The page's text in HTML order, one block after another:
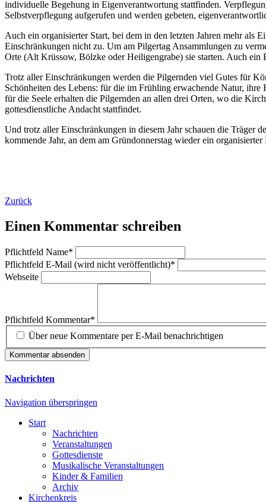
individuelle Begehung in Eigenverantwortung stattfinden.
Selbstverpflegung aufgerufen und werden gebeten,
Auch ein organisierter Start, bei dem in den letzten Jahren mehr als
Einschränkungen nicht zu. Um am Pilgertag Ansammlungen zu
Orte (Alt Krüssow, Bölzke oder Heiligengrabe) sie starten. Auch ein
Trotz aller Einschränkungen werden die Pilgernden viel Gutes für
Schönheiten des Lebens: für die im Frühling erwachende Natur,
für die Seele erhalten die Pilgernden an allen drei Orten, wo die
gottesdienstliche Andacht stattfindet.
Und trotz aller Einschränkungen in diesem Jahr schauen die Träger
kommende Jahr, an dem am Gründonnerstag wieder ein
Zurück
Einen Kommentar schreiben
Pflichtfeld Name*
Pflichtfeld E-Mail (wird nicht veröffentlicht)*
Webseite
Pflichtfeld Kommentar*
Über neue Kommentare per E-Mail benachrichtigen
Kommentar absenden
Nachrichten
Navigation überspringen
Start
Nachrichten
Veranstaltungen
Gottesdienste
Musikalische Veranstaltungen
Kinder & Familien
Archiv
Kirchenkreis